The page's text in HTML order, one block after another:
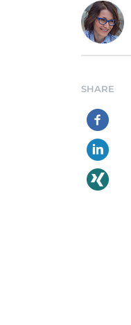
SHARE